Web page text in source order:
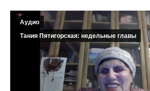
Аудио
Тания Пятигорская: недельные главы